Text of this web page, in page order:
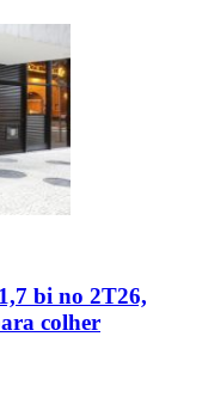
bi no 2T26,
colher